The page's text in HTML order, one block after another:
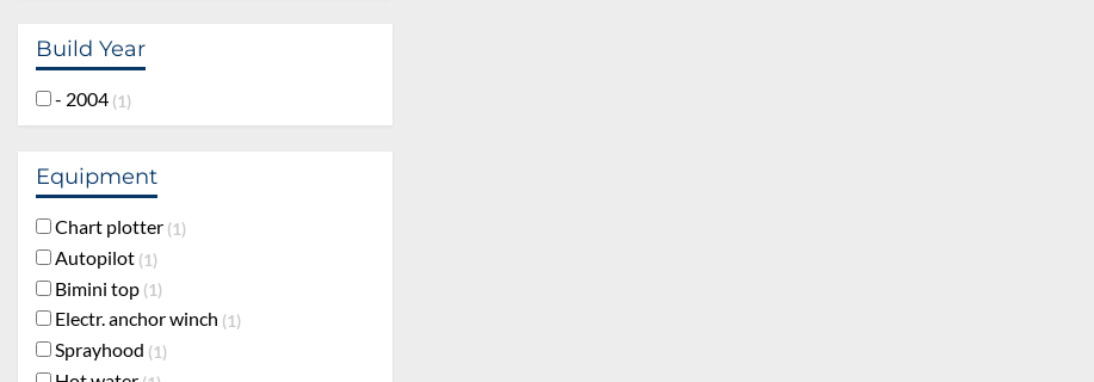
Build Year
- 2004 1
Equipment
Chart plotter 1
Autopilot 1
Bimini top 1
Electr. anchor winch 1
Sprayhood 1